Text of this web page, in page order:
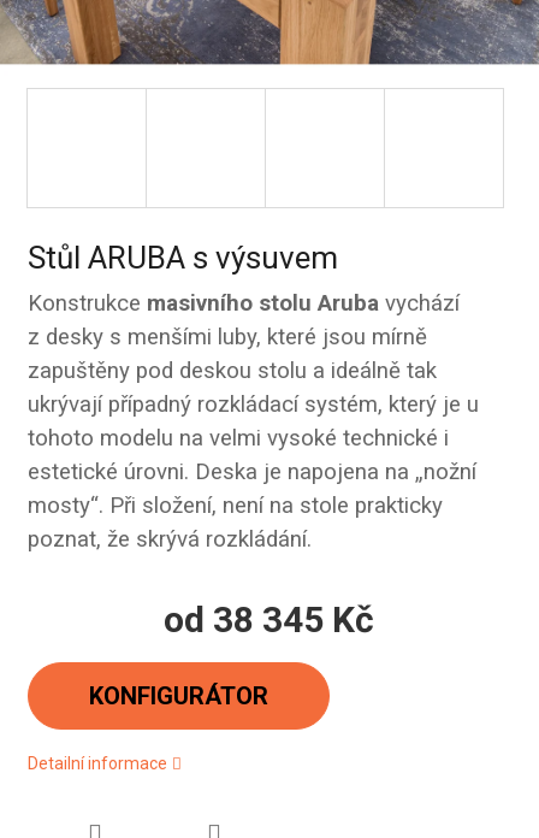
Stůl ARUBA s výsuvem
Konstrukce masivního stolu Aruba vychází
z desky s menšími luby, které jsou mírně
zapuštěny pod deskou stolu a ideálně tak
ukrývají případný rozkládací systém, který je u
tohoto modelu na velmi vysoké technické i
estetické úrovni. Deska je napojena na „nožní
mosty“. Při složení, není na stole prakticky
poznat, že skrývá rozkládání.
od 38 345 Kč
Měrná
cena:
KONFIGURÁTOR
Detailní informace